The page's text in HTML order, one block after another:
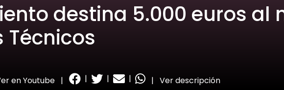
destina 5.000 euros al
Técnicos
en Youtube | | | | | Ver descripción